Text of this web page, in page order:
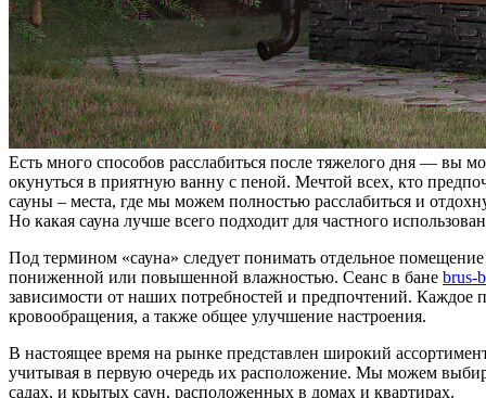
Есть много способов расслабиться после тяжелого дня — вы
окунуться в приятную ванну с пеной. Мечтой всех, кто
сауны – места, где мы можем полностью расслабиться и
Но какая сауна лучше всего подходит для частного
Под термином «сауна» следует понимать отдельное
пониженной или повышенной влажностью. Сеанс в бане brus-
зависимости от наших потребностей и предпочтений. Каждое
кровообращения, а также общее улучшение настроения.
В настоящее время на рынке представлен широкий
учитывая в первую очередь их расположение. Мы можем
садах, и крытых саун, расположенных в домах и квартирах.